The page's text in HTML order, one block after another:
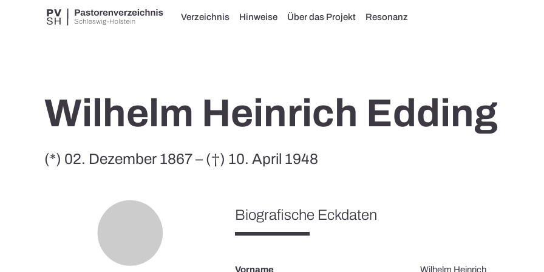
Verzeichnis Hinweise Über das Projekt Resonanz
Wilhelm Heinrich Edding
(*) 02. Dezember 1867 – (†) 10. April 1948
Biografische Eckdaten
Vorname Wilhelm Heinrich